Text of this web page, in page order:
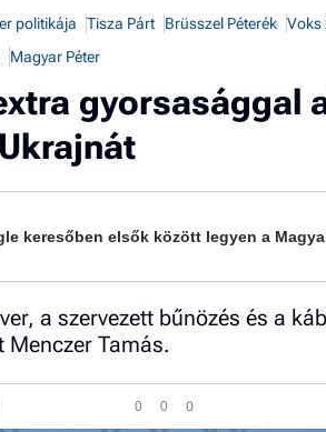
politikája Tisza Párt Brüsszel Péterék Voks
Magyar Péter
gyorsasággal
keresőben elsők között legyen a
a szervezett bűnözés és a
Menczer Tamás.
0 0 0